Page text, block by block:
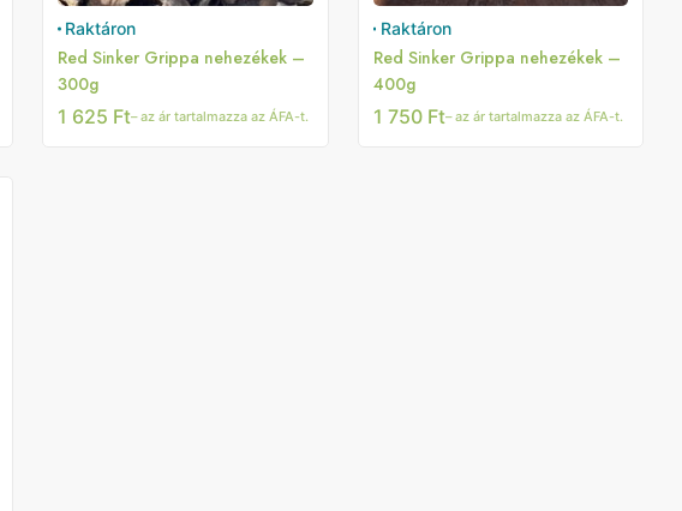
Raktáron
Red Sinker Grippa nehezékek –
300g
1 625 Ft– az ár tartalmazza az ÁFA-t.
Raktáron
Red Sinker Grippa nehezékek –
400g
1 750 Ft– az ár tartalmazza az ÁFA-t.